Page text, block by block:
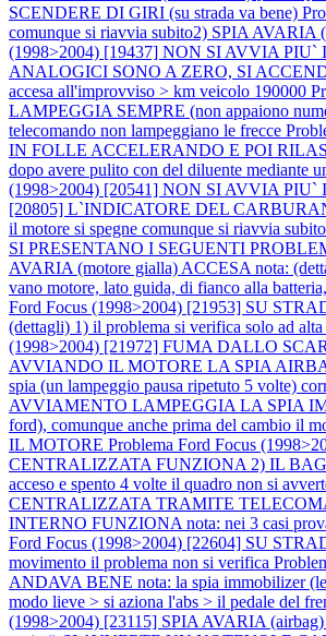
SCENDERE DI GIRI (su strada va bene)
comunque si riavvia subito2) SPIA AVARIA
(1998>2004) [19437] NON SI AVVIA PIU`
ANALOGICI SONO A ZERO, SI
accesa all'improvviso > km veicolo 190000
LAMPEGGIA SEMPRE (non appaiono
telecomando non lampeggiano le frecce
IN FOLLE ACCELERANDO E POI
dopo avere pulito con del diluente mediante
(1998>2004) [20541] NON SI AVVIA PIU`
[20805] L`INDICATORE DEL
il motore si spegne comunque si riavvia subito
SI PRESENTANO I SEGUENTI
AVARIA (motore gialla) ACCESA nota:
vano motore, lato guida, di fianco alla
Ford Focus (1998>2004) [21953] SU
(dettagli) 1) il problema si verifica solo ad
(1998>2004) [21972] FUMA DALLO
AVVIANDO IL MOTORE LA SPIA
spia (un lampeggio pausa ripetuto 5 volte)
AVVIAMENTO LAMPEGGIA LA SPIA
ford), comunque anche prima del cambio il
IL MOTORE Problema Ford Focus
CENTRALIZZATA FUNZIONA 2) IL
acceso e spento 4 volte il quadro non si
CENTRALIZZATA TRAMITE
INTERNO FUNZIONA nota: nei 3 casi
Ford Focus (1998>2004) [22604] SU
movimento il problema non si verifica
ANDAVA BENE nota: la spia immobilizer
modo lieve > si aziona l'abs > il pedale del
(1998>2004) [23115] SPIA AVARIA